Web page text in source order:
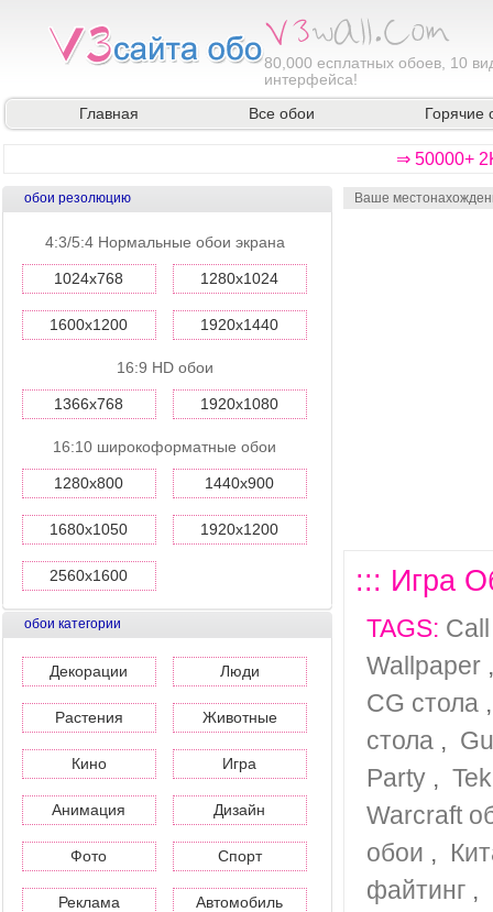
80,000 есплатных обоев, 10
интерфейса!
Главная
Все обои Горячие
⇒ 50000+
обои резолюцию
4:3/5:4 Нормальные обои экрана
1024x768 1280x1024
1600x1200 1920x1440
16:9 HD обои
1366x768 1920x1080
16:10 широкоформатные обои
1280x800 1440x900
1680x1050 1920x1200
2560x1600
обои категории
Декорации Люди
Растения Животные
Кино Игра
Анимация Дизайн
Фото Спорт
Реклама Автомобиль
Ваше
::: Игра
TAGS:
Wallpaper
CG стола
стола ,
Party ,
Warcraft
обои ,
файтинг ,